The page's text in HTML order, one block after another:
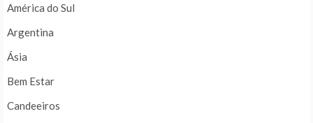
América do Sul
Argentina
Ásia
Bem Estar
Candeeiros